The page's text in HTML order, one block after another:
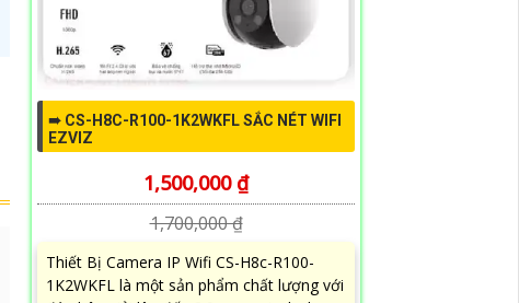
➠ CS-H8C-R100-1K2WKFL SẮC NÉT WIFI
EZVIZ
1,500,000 ₫
1,700,000 ₫
Thiết Bị Camera IP Wifi CS-H8c-R100-
1K2WKFL là một sản phẩm chất lượng với